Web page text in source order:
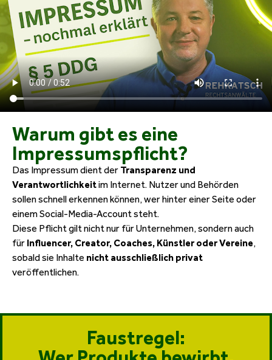
Warum gibt es eine
Impressumspflicht?
Das Impressum dient der Transparenz und
Verantwortlichkeitim Internet. Nutzer und Behörden
sollen schnell erkennen können, wer hinter einer Seite oder
einem Social-Media-Account steht.
Diese Pflicht gilt nicht nur für Unternehmen, sondern auch
für Influencer, Creator, Coaches, Künstler oder Vereine,
sobald sie Inhalte nicht ausschließlich privat
veröffentlichen.
Faustregel: